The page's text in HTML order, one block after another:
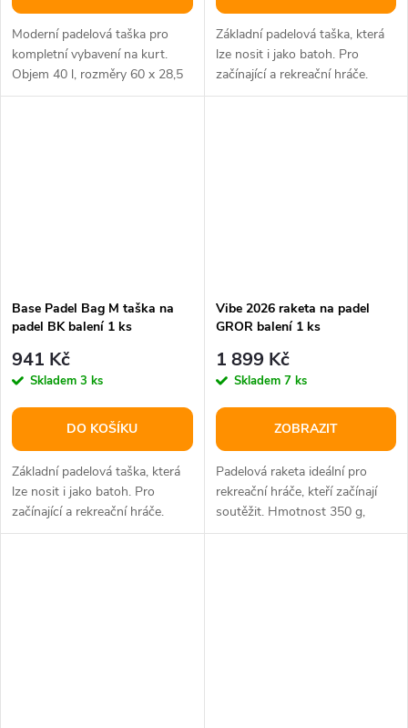
Moderní padelová taška pro
kompletní vybavení na kurt.
Objem 40 l, rozměry 60 x 28,5
x 36,5 cm.
Základní padelová taška, která
lze nosit i jako batoh. Pro
začínající a rekreační hráče.
Rozměry 56 x 31 x 22 cm.
Base Padel Bag M taška na
padel BK balení 1 ks
941 Kč
Skladem 3 ks
DO KOŠÍKU
Základní padelová taška, která
lze nosit i jako batoh. Pro
začínající a rekreační hráče.
Rozměry 56 x 31 x 22 cm.
Vibe 2026 raketa na padel
GROR balení 1 ks
1 899 Kč
Skladem 7 ks
ZOBRAZIT
Padelová raketa ideální pro
rekreační hráče, kteří začínají
soutěžit. Hmotnost 350 g,
hlava 81 in2, vyvážení 265 mm.